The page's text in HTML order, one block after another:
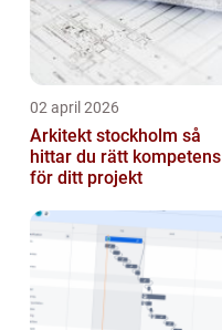
02 april 2026
Arkitekt stockholm så
hittar du rätt kompetens
för ditt projekt